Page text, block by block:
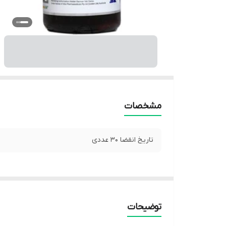
مشخصات
تاریخ انقضا 30 عددی
توضیحات